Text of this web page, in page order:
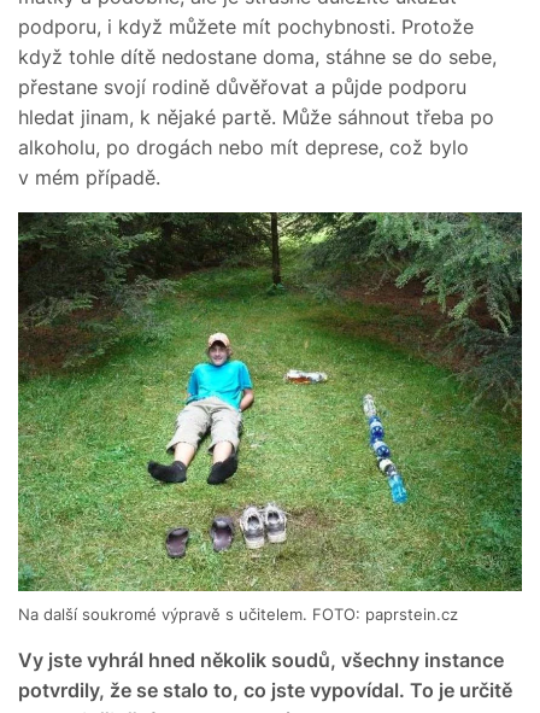
podporu, i když můžete mít pochybnosti. Protože
když tohle dítě nedostane doma, stáhne se do sebe,
přestane svojí rodině důvěřovat a půjde podporu
hledat jinam, k nějaké partě. Může sáhnout třeba po
alkoholu, po drogách nebo mít deprese, což bylo
v mém případě.
Na další soukromé výpravě s učitelem. FOTO: paprstein.cz
Vy jste vyhrál hned několik soudů, všechny instance
potvrdily, že se stalo to, co jste vypovídal. To je určitě